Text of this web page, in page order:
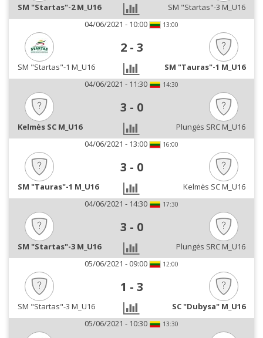
SM "Startas"-2 M_U16
SM "Startas"-3 M_U16
04/06/2021 - 10:00
13:00
2 - 3
SM "Startas"-1 M_U16
SM "Tauras"-1 M_U16
04/06/2021 - 11:30
14:30
3 - 0
Kelmės SC M_U16
Plungės SRC M_U16
04/06/2021 - 13:00
16:00
3 - 0
SM "Tauras"-1 M_U16
Kelmės SC M_U16
04/06/2021 - 14:30
17:30
3 - 0
SM "Startas"-3 M_U16
Plungės SRC M_U16
05/06/2021 - 09:00
12:00
1 - 3
SM "Startas"-3 M_U16
SC "Dubysa" M_U16
05/06/2021 - 10:30
13:30